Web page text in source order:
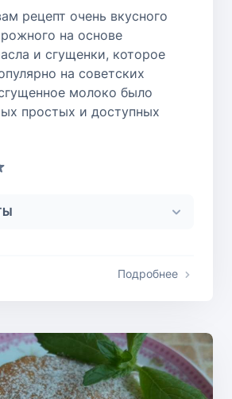
рецепт очень вкусного
на основе
и сгущенки, которое
на советских
молоко было
простых и доступных
Подробнее